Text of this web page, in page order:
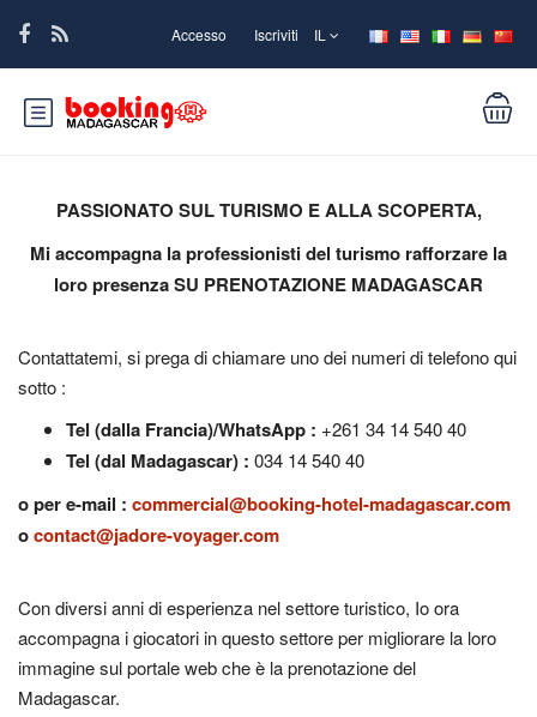
Accesso Iscriviti IL
PASSIONATO SUL TURISMO E ALLA SCOPERTA,
Mi accompagna la professionisti del turismo rafforzare la
loro presenza SU PRENOTAZIONE MADAGASCAR
Contattatemi, si prega di chiamare uno dei numeri di telefono qui
sotto :
Tel (dalla Francia)/WhatsApp : +261 34 14 540 40
Tel (dal Madagascar) : 034 14 540 40
o per e-mail : commercial@booking-hotel-madagascar.com
ocontact@jadore-voyager.com
Con diversi anni di esperienza nel settore turistico, Io ora
accompagna i giocatori in questo settore per migliorare la loro
immagine sul portale web che è la prenotazione del
Madagascar.